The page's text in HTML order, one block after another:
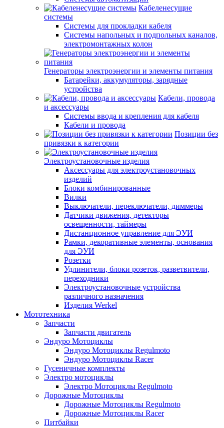
Кабеленесущие
системы
Системы для прокладки кабеля
Системы напольных и подпольных каналов,
электромонтажных колон
Генераторы электроэнергии и элементы питания
Батарейки, аккумуляторы, зарядные
устройства
Кабели, провода
и аксессуары
Системы ввода и крепления для кабеля
Кабели и провода
Позиции без
привязки к категории
Электроустановочные изделия
Аксессуары для электроустановочных
изделий
Блоки комбинированные
Вилки
Выключатели, переключатели, диммеры
Датчики движения, детекторы
освещенности, таймеры
Дистанционное управление для ЭУИ
Рамки, декоративные элементы, основания
для ЭУИ
Розетки
Удлинители, блоки розеток, разветвители,
переходники
Электроустановочные устройства
различного назначения
Изделия Werkel
Мототехника
Запчасти
Запчасти двигатель
Эндуро Мотоциклы
Эндуро Мотоциклы Regulmoto
Эндуро Мотоциклы Racer
Гусеничные комплекты
Электро мотоциклы
Электро Мотоциклы Regulmoto
Дорожные Мотоциклы
Дорожные Мотоциклы Regulmoto
Дорожные Мотоциклы Racer
Питбайки